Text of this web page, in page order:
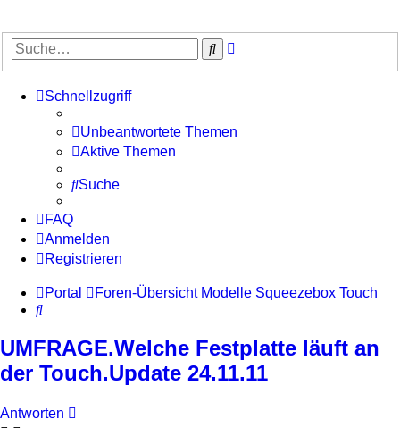
Suche
Schnellzugriff
Unbeantwortete Themen
Aktive Themen
Suche
FAQ
Anmelden
Registrieren
Portal Foren-Übersicht Modelle Squeezebox Touch
Suche
UMFRAGE.Welche Festplatte läuft an
der Touch.Update 24.11.11
Antworten